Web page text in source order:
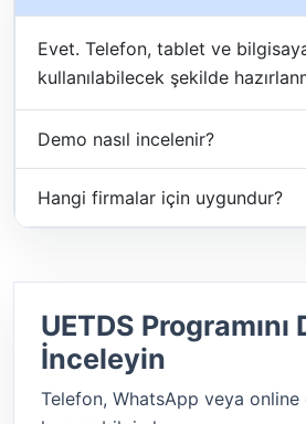
Evet. Telefon, tablet ve
kullanılabilecek şekilde
Demo nasıl incelenir?
Hangi firmalar için uygundur?
UETDS Programını
İnceleyin
Telefon, WhatsApp veya